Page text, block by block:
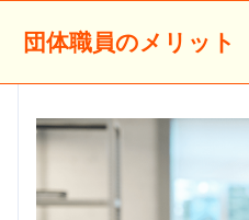
団体職員のメリット